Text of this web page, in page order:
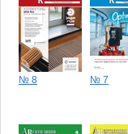
№ 8 № 7